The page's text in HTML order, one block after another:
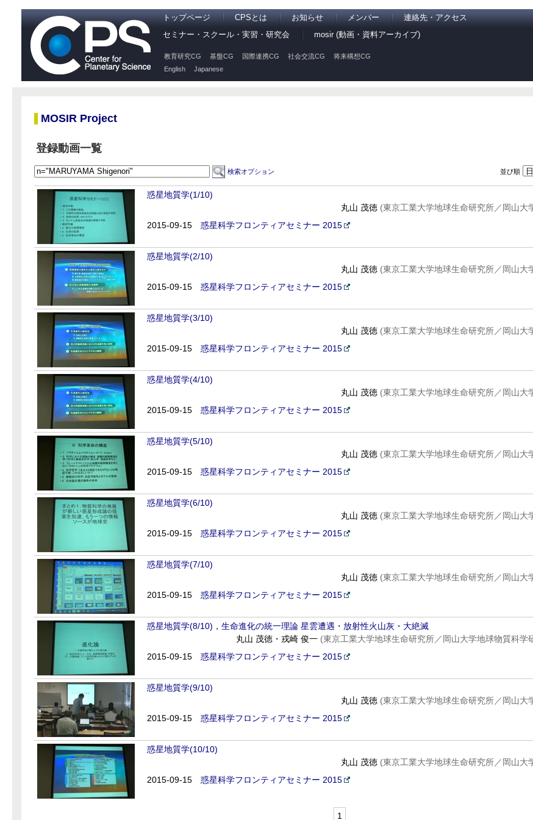
トップページ CPSとは お知らせ メンバー
連絡先・アクセス
セミナー・スクール・実習・研究会
mosir (動画・資料アーカイブ)
教育研究CG 基盤CG 国際連携CG 社会交流CG
将来構想CG
English
Japanese
MOSIR Project
登録動画一覧
検索オプション 並び順
惑星地質学(1/10)
丸山 茂徳 (東京工業大学地球生命研究所／岡山大
2015-09-15
惑星科学フロンティアセミナー 2015
惑星地質学(2/10)
丸山 茂徳 (東京工業大学地球生命研究所／岡山大
2015-09-15
惑星科学フロンティアセミナー 2015
惑星地質学(3/10)
丸山 茂徳 (東京工業大学地球生命研究所／岡山大
2015-09-15
惑星科学フロンティアセミナー 2015
惑星地質学(4/10)
丸山 茂徳 (東京工業大学地球生命研究所／岡山大
2015-09-15
惑星科学フロンティアセミナー 2015
惑星地質学(5/10)
丸山 茂徳 (東京工業大学地球生命研究所／岡山大
2015-09-15
惑星科学フロンティアセミナー 2015
惑星地質学(6/10)
丸山 茂徳 (東京工業大学地球生命研究所／岡山大
2015-09-15
惑星科学フロンティアセミナー 2015
惑星地質学(7/10)
丸山 茂徳 (東京工業大学地球生命研究所／岡山大
2015-09-15
惑星科学フロンティアセミナー 2015
惑星地質学(8/10)，生命進化の統一理論 星雲遭遇・放射性火山灰・大絶滅
丸山 茂徳・戎崎 俊一 (東京工業大学地球生命研究所／岡山大学地球物質科学
2015-09-15
惑星科学フロンティアセミナー 2015
惑星地質学(9/10)
丸山 茂徳 (東京工業大学地球生命研究所／岡山大
2015-09-15
惑星科学フロンティアセミナー 2015
惑星地質学(10/10)
丸山 茂徳 (東京工業大学地球生命研究所／岡山大
2015-09-15
惑星科学フロンティアセミナー 2015
1